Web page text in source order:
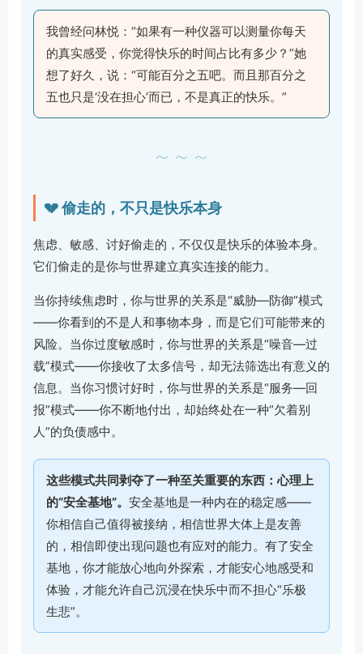
我曾经问林悦：“如果有一种仪器可以测量你每天
的真实感受，你觉得快乐的时间占比有多少？”她
想了好久，说：“可能百分之五吧。而且那百分之
五也只是‘没在担心’而已，不是真正的快乐。”
～～～
💔 偷走的，不只是快乐本身
焦虑、敏感、讨好偷走的，不仅仅是快乐的体验本身。
它们偷走的是你与世界建立真实连接的能力。
当你持续焦虑时，你与世界的关系是“威胁—防御”模式
——你看到的不是人和事物本身，而是它们可能带来的
风险。当你过度敏感时，你与世界的关系是“噪音—过
载”模式——你接收了太多信号，却无法筛选出有意义的
信息。当你习惯讨好时，你与世界的关系是“服务—回
报”模式——你不断地付出，却始终处在一种“欠着别
人”的负债感中。
这些模式共同剥夺了一种至关重要的东西：心理上
的“安全基地”。 安全基地是一种内在的稳定感——
你相信自己值得被接纳，相信世界大体上是友善
的，相信即使出现问题也有应对的能力。有了安全
基地，你才能放心地向外探索，才能安心地感受和
体验，才能允许自己沉浸在快乐中而不担心“乐极
生悲”。